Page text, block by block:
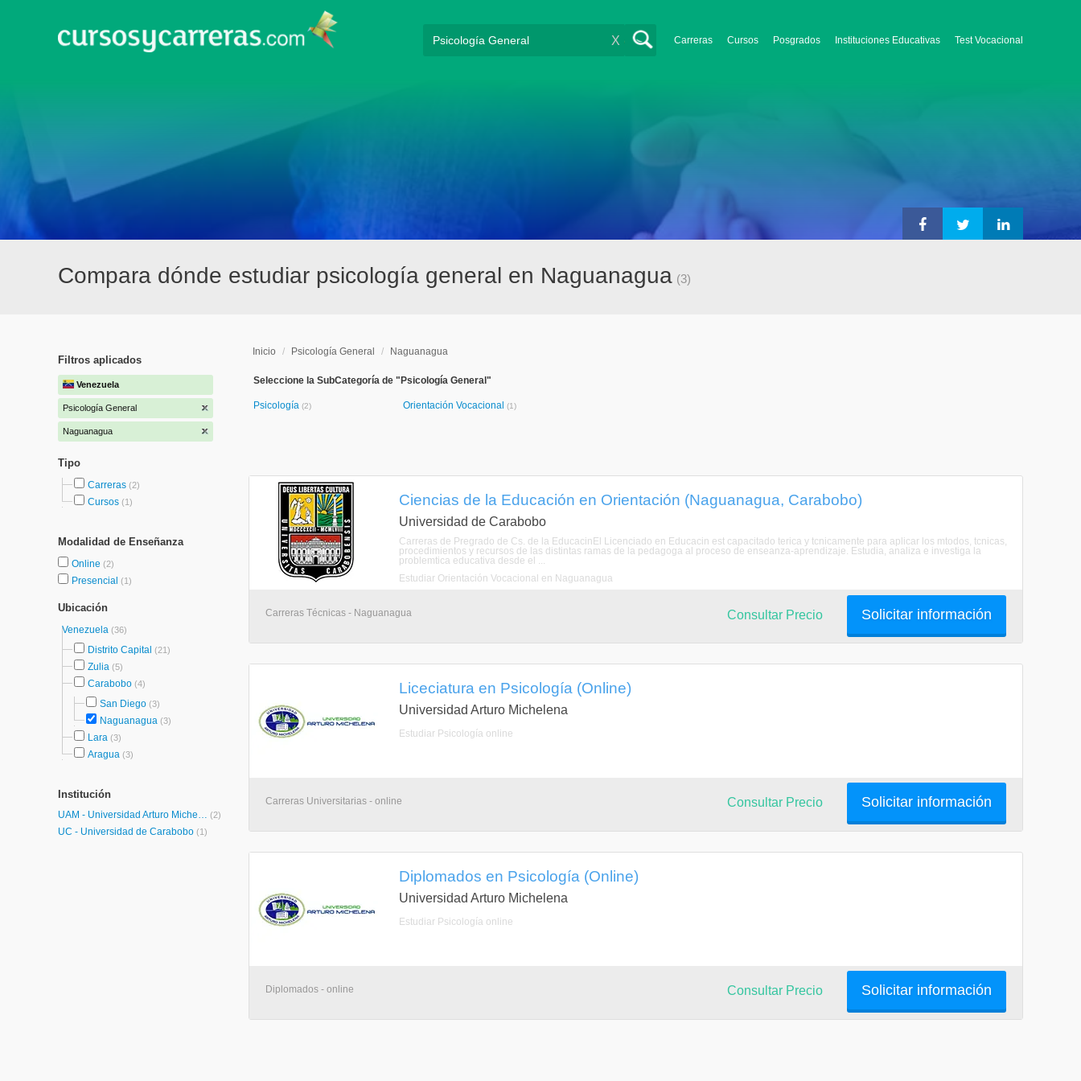
Carreras Cursos Posgrados Instituciones Educativas Test Vocacional
X
Compara dónde estudiar psicología general en Naguanagua (3)
Filtros aplicados
Venezuela
Psicología General
Naguanagua
Tipo
Carreras (2)
Cursos (1)
Modalidad de Enseñanza
Online (2)
Presencial (1)
Ubicación
Venezuela (36)
Distrito Capital (21)
Zulia (5)
Carabobo (4)
San Diego (3)
Naguanagua (3)
Lara (3)
Aragua (3)
Institución
UAM - Universidad Arturo Michelena (2)
UC - Universidad de Carabobo (1)
Inicio / Psicología General / Naguanagua
Seleccione la SubCategoría de "Psicología General"
Psicología (2) Orientación Vocacional (1)
Ciencias de la Educación en Orientación (Naguanagua, Carabobo)
Universidad de Carabobo
Carreras de Pregrado de Cs. de la EducacinEl Licenciado en Educacin est capacitado terica y tcnicamente para aplicar los mtodos, tcnicas,
procedimientos y recursos de las distintas ramas de la pedagoga al proceso de enseanza-aprendizaje. Estudia, analiza e investiga la
problemtica educativa desde el ...
Estudiar Orientación Vocacional en Naguanagua
Carreras Técnicas - Naguanagua Solicitar información
Consultar Precio
Liceciatura en Psicología (Online)
Universidad Arturo Michelena
Estudiar Psicología online
Carreras Universitarias - online Solicitar información
Consultar Precio
Diplomados en Psicología (Online)
Universidad Arturo Michelena
Estudiar Psicología online
Diplomados - online Solicitar información
Consultar Precio